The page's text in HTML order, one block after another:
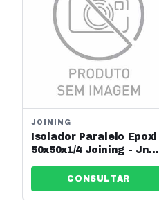
JOINING
Isolador Paralelo Epoxi
50x50x1/4 Joining - Jng -
CONSULTAR